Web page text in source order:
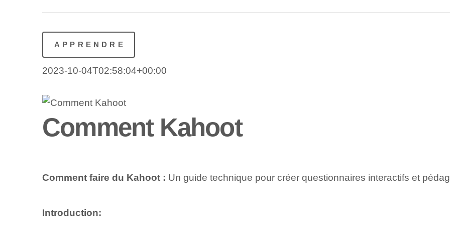
APPRENDRE
2023-10-04T02:58:04+00:00
Comment Kahoot
Comment faire du Kahoot : Un guide technique pour créerquestionnaires interactifs et
Introduction: